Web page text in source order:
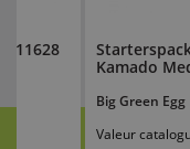
11628
Kamado
Big Green Egg
Valeur